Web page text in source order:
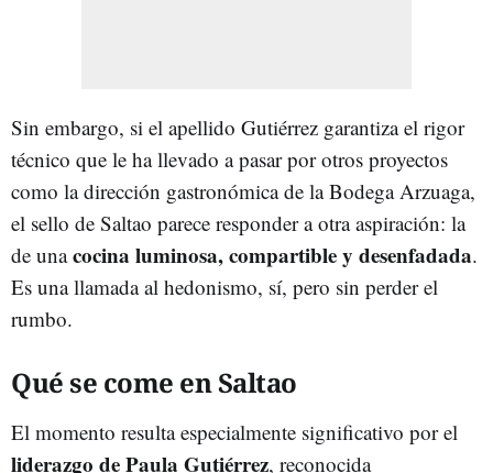
Sin embargo, si el apellido Gutiérrez garantiza el rigor
técnico que le ha llevado a pasar por otros proyectos
como la dirección gastronómica de la Bodega Arzuaga,
el sello de Saltao parece responder a otra aspiración: la
de unacocina luminosa, compartible y desenfadada.
Es una llamada al hedonismo, sí, pero sin perder el
rumbo.
Qué se come en Saltao
El momento resulta especialmente significativo por el
liderazgo de Paula Gutiérrez, reconocida